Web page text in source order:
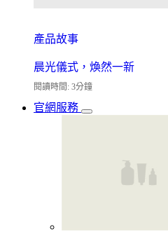
產品故事
晨光儀式，煥然一新
閱讀時間: 3分鐘
官網服務